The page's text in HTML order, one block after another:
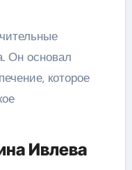
Он основал
которое
Ивлева